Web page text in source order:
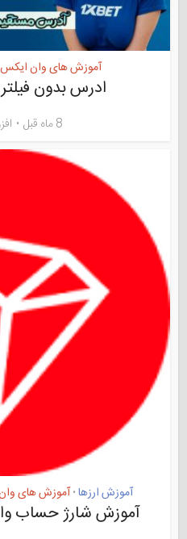
آموزش های وان
ادرس بدون
8 ماه قبل
آموزش ارزها • آموزش های
آموزش شارژ حساب